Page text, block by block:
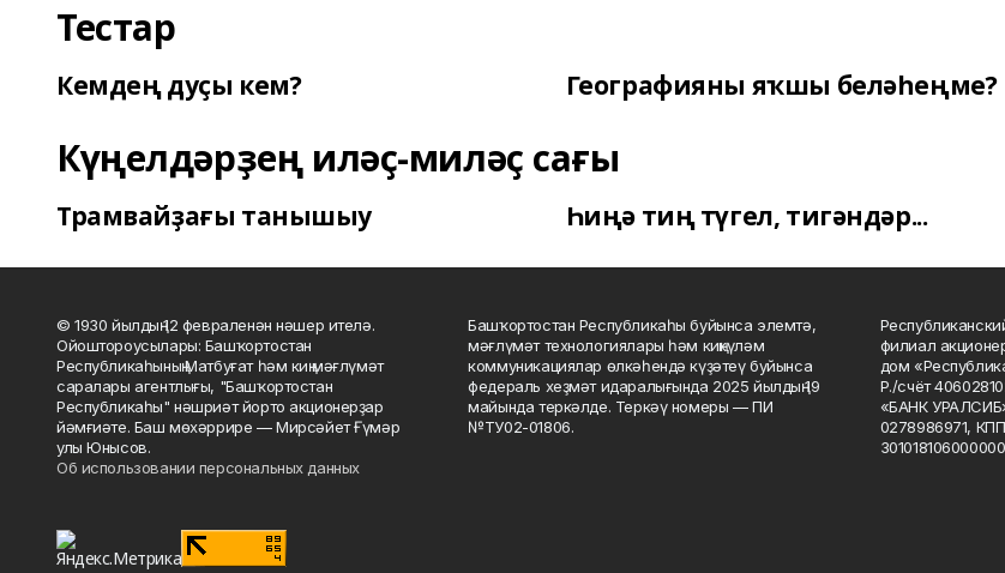
Тестар
Кемдең дуҫы кем? Географияны яҡшы беләһеңме?
Күңелдәрҙең иләҫ-миләҫ сағы
Трамвайҙағы танышыу Һиңә тиң түгел, тигәндәр...
© 1930 йылдың 12 февраленән нәшер ителә.
Ойоштороусылары: Башҡортостан
Республикаһының Матбуғат һәм киң мәғлүмәт
саралары агентлығы, "Башҡортостан
Республикаһы" нәшриәт йорто акционерҙар
йәмғиәте. Баш мөхәррире — Мирсәйет Ғүмәр
улы Юнысов.
Об использовании персональных данных
Башҡортостан Республикаһы буйынса элемтә,
мәғлүмәт технологиялары һәм киңкүләм
коммуникациялар өлкәһендә күҙәтеү буйынса
федераль хеҙмәт идаралығында 2025 йылдың 19
майында теркәлде. Теркәү номеры — ПИ
№ТУ02-01806.
филиал
дом
Р./счёт
«БАНК
0278986971,